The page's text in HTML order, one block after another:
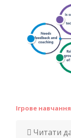
Ігрове
Читати